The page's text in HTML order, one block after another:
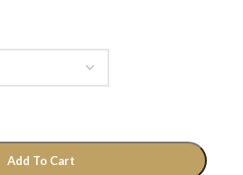
Add To Cart